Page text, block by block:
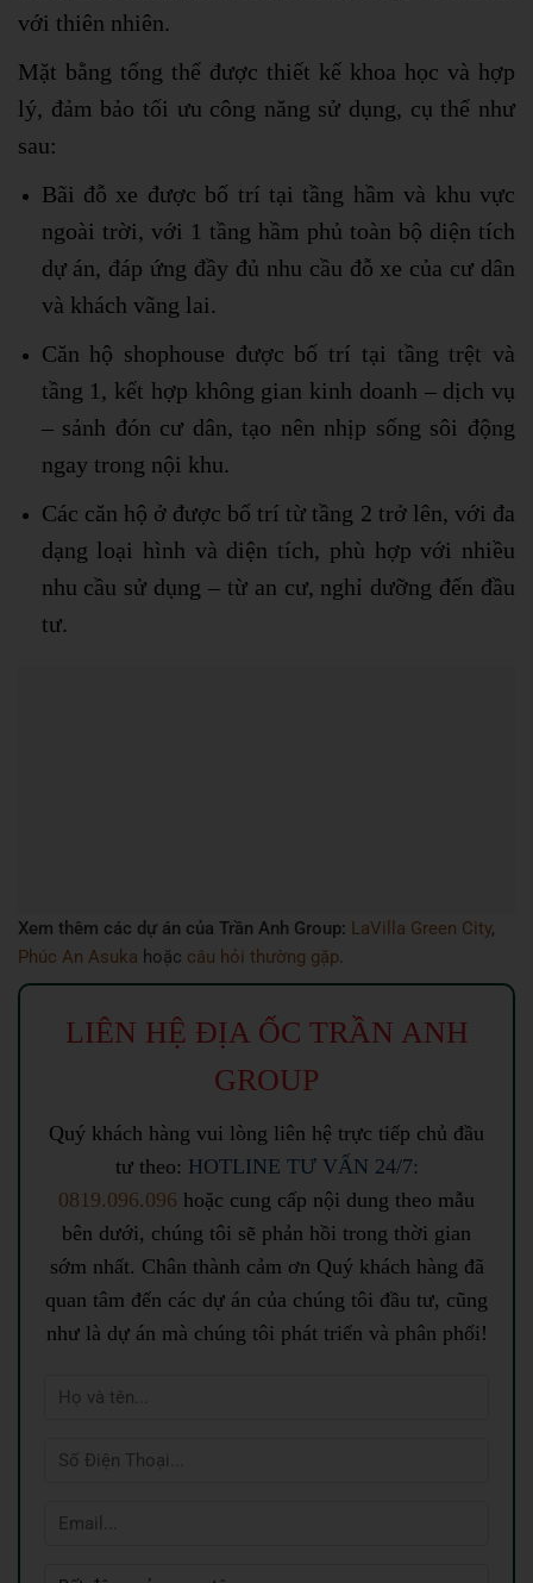
với thiên nhiên.
Mặt bằng tổng thể được thiết kế khoa học và hợp
lý, đảm bảo tối ưu công năng sử dụng, cụ thể như
sau:
Bãi đỗ xe được bố trí tại tầng hầm và khu vực
ngoài trời, với 1 tầng hầm phủ toàn bộ diện tích
dự án, đáp ứng đầy đủ nhu cầu đỗ xe của cư dân
và khách vãng lai.
Căn hộ shophouse được bố trí tại tầng trệt và
tầng 1, kết hợp không gian kinh doanh – dịch vụ
– sảnh đón cư dân, tạo nên nhịp sống sôi động
ngay trong nội khu.
Các căn hộ ở được bố trí từ tầng 2 trở lên, với đa
dạng loại hình và diện tích, phù hợp với nhiều
nhu cầu sử dụng – từ an cư, nghỉ dưỡng đến đầu
tư.
Xem thêm các dự án của Trần Anh Group: LaVilla Green City,
Phúc An Asuka hoặc câu hỏi thường gặp.
LIÊN HỆ ĐỊA ỐC TRẦN ANH
GROUP
Quý khách hàng vui lòng liên hệ trực tiếp chủ đầu
tư theo: HOTLINE TƯ VẤN 24/7:
0819.096.096 hoặc cung cấp nội dung theo mẫu
bên dưới, chúng tôi sẽ phản hồi trong thời gian
sớm nhất. Chân thành cảm ơn Quý khách hàng đã
quan tâm đến các dự án của chúng tôi đầu tư, cũng
như là dự án mà chúng tôi phát triển và phân phối!